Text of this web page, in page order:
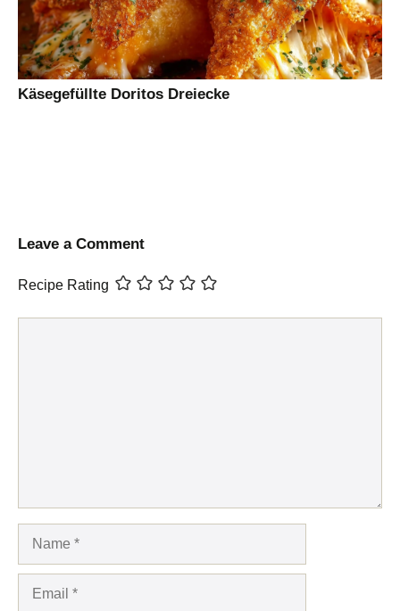
Käsegefüllte Doritos Dreiecke
Leave a Comment
Recipe Rating